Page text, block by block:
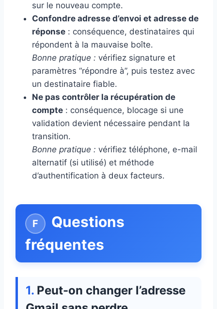
sur le nouveau compte.
Confondre adresse d’envoi et adresse de
réponse : conséquence, destinataires qui
répondent à la mauvaise boîte.
Bonne pratique : vérifiez signature et
paramètres “répondre à”, puis testez avec
un destinataire fiable.
Ne pas contrôler la récupération de
compte : conséquence, blocage si une
validation devient nécessaire pendant la
transition.
Bonne pratique : vérifiez téléphone, e-mail
alternatif (si utilisé) et méthode
d’authentification à deux facteurs.
Questions
fréquentes
Peut-on changer l’adresse